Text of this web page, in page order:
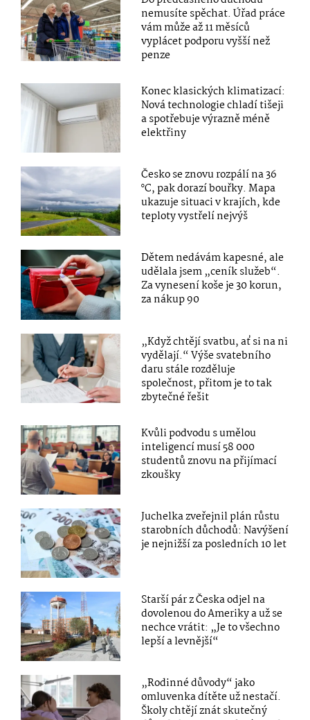
nemusíte spěchat. Úřad práce
vám může až 11 měsíců
vyplácet podporu vyšší než
penze
Konec klasických klimatizací:
Nová technologie chladí tišeji
a spotřebuje výrazně méně
elektřiny
Česko se znovu rozpálí na 36
°C, pak dorazí bouřky. Mapa
ukazuje situaci v krajích, kde
teploty vystřelí nejvýš
Dětem nedávám kapesné, ale
udělala jsem „ceník služeb“.
Za vynesení koše je 30 korun,
za nákup 90
„Když chtějí svatbu, ať si na ni
vydělají.“ Výše svatebního
daru stále rozděluje
společnost, přitom je to tak
zbytečné řešit
Kvůli podvodu s umělou
inteligencí musí 58 000
studentů znovu na přijímací
zkoušky
Juchelka zveřejnil plán růstu
starobních důchodů: Navýšení
je nejnižší za posledních 10 let
Starší pár z Česka odjel na
dovolenou do Ameriky a už se
nechce vrátit: „Je to všechno
lepší a levnější“
„Rodinné důvody“ jako
omluvenka dítěte už nestačí.
Školy chtějí znát skutečný